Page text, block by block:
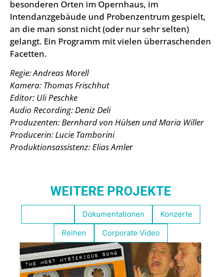
besonderen Orten im Opernhaus, im
Intendanzgebäude und Probenzentrum gespielt,
an die man sonst nicht (oder nur sehr selten)
gelangt. Ein Programm mit vielen überraschenden
Facetten.
Regie: Andreas Morell
Kamera: Thomas Frischhut
Editor: Uli Peschke
Audio Recording: Deniz Deli
Produzenten: Bernhard von Hülsen und Maria Willer
Producerin: Lucie Tamborini
Produktionsassistenz: Elias Amler
WEITERE PROJEKTE
Dokumentationen
Konzerte
Reihen
Corporate Video